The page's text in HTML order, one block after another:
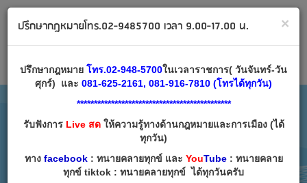
Email:decha007@decha.com
เข้าสู่ระบบ สมัครสมาชิก
×
ปรึกษากฎหมายโทร.02-9485700 เวลา 9.00-17.00 น.
ปรึกษากฎหมาย โทร.02-948-5700ในเวลาราชการ( วันจันทร์-วัน
ศุกร์) และ 081-625-2161, 081-916-7810 (โทรได้ทุกวัน)
*********************************************
รับฟังการLive สดให้ความรู้ทางด้านกฎหมายและการเมือง (ได้
ทุกวัน)
ทาง facebook: ทนายคลายทุกข์ และ YouTube: ทนายคลาย
ทุกข์ tiktok : ทนายคลายทุกข์ ได้ทุกวันครับ